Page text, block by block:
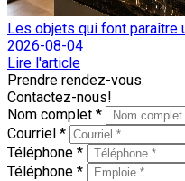
Les objets qui font paraître
2026-08-04
Lire l'article
Prendre rendez-vous.
Contactez-nous!
Nom complet *
Courriel *
Téléphone *
Téléphone *